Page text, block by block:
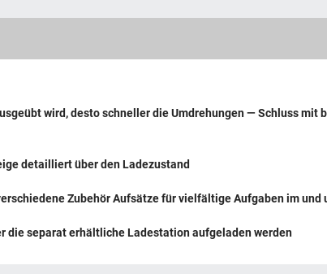
wird, desto schneller die Umdrehungen — Schluss
detailliert über den Ladezustand
Zubehör Aufsätze für vielfältige Aufgaben im und
die separat erhältliche Ladestation aufgeladen werden